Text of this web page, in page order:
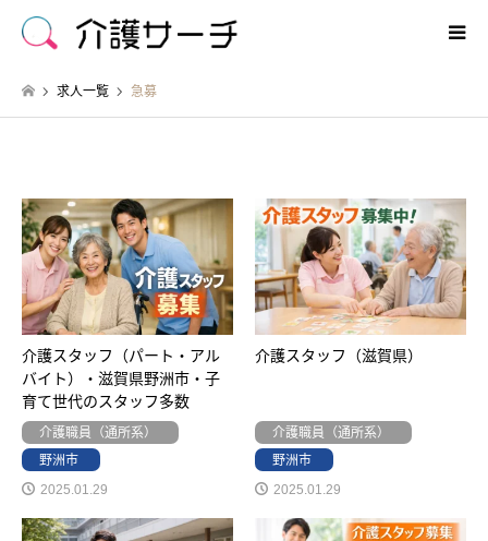
求人一覧 急募
介護スタッフ（パート・アル
バイト）・滋賀県野洲市・子
育て世代のスタッフ多数
介護職員（通所系）
野洲市
2025.01.29
介護スタッフ（滋賀県）
介護職員（通所系）
野洲市
2025.01.29